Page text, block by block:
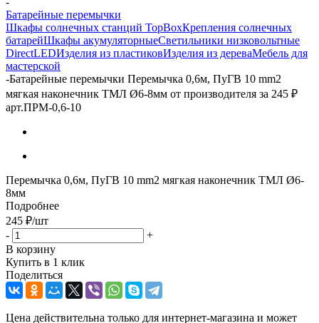
Батарейные перемычки
Шкафы солнечных станций TopBoxКрепления солнечных
батарейШкафы акумуляторныеСветильники низковольтные
DirectLEDИзделия из пластиковИзделия из дереваМебель для
мастерской
-Батарейные перемычки Перемычка 0,6м, ПуГВ 10 mm2
мягкая наконечник ТМЛ Ø6-8мм от производителя за 245 ₽
арт.ПРМ-0,6-10
Перемычка 0,6м, ПуГВ 10 mm2 мягкая наконечник ТМЛ Ø6-
8мм
Подробнее
245 ₽/шт
-
+
В корзину
Купить в 1 клик
Поделиться
Цена действительна только для интернет-магазина и может